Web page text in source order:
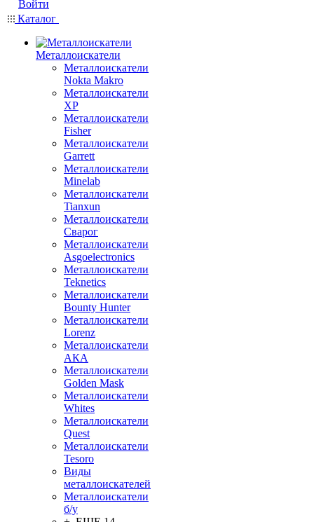
Войти
Каталог
Металлоискатели
Металлоискатели
Nokta Makro
Металлоискатели
XP
Металлоискатели
Fisher
Металлоискатели
Garrett
Металлоискатели
Minelab
Металлоискатели
Tianxun
Металлоискатели
Сварог
Металлоискатели
Asgoelectronics
Металлоискатели
Teknetics
Металлоискатели
Bounty Hunter
Металлоискатели
Lorenz
Металлоискатели
АКА
Металлоискатели
Golden Mask
Металлоискатели
Whites
Металлоискатели
Quest
Металлоискатели
Tesoro
Виды
металлоискателей
Металлоискатели
б/у